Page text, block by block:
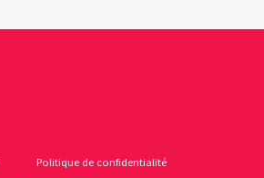
Politique de confidentialité